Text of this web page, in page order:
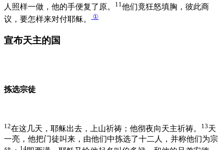
人照样一做，他的手便复了原。
11他们竟狂怒填胸，彼此商
议，要怎样来对付耶稣。
①
宣布天主的国
拣选宗徒
12在这几天，耶稣出去，上山祈祷；他彻夜向天主祈祷。 13天
一亮，他把门徒叫来，由他们中拣选了十二人，并称他们为宗
14